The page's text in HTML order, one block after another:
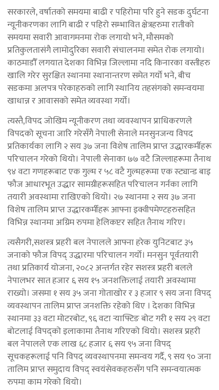
सरकारले, वर्षातको समयमा बाढी र पहिरोमा परि हुने सडक दुर्घटना
न्यूनीकरणका लागि बाढी र पहिरो सम्भावित क्षेत्रहरुमा रातीको
समयमा सवारी आवागमनमा रोक लगायो भने, मौसमको
प्रतिकुलतासंगै लामोदुरिका सवारी संचालनमा समेत रोक लगायो।
काठमाडौँ लगयात देशका विभिन्न जिल्लामा नदि किनारका वस्तीहरु
खालि गरेर सुरक्षित स्थानमा स्थानान्तरण समेत गर्यो भने, बीच
सडकमा अलपत्र परेकाहरुको लागि स्थानिय तहसंगको समन्वयमा
खाधान्न र आवासको समेत व्यवस्था गर्यो।
त्यस्तै,विपद जोखिम न्यूनीकरण तथा व्यवस्थापन प्राधिकरणले
विपदको सूचना जारि गरेसँगै नेपाली सेनाले मनसुनजन्य विपद
प्रतिकार्यका लागि २ सय ३७ जना विशेष तालिम प्राप्त उद्धारकर्मीहरू
परिचालन गरेको थियो। नेपाली सेनाका ७७ वटै जिल्लाहरूमा तैनाथ
९४ वटा गणहरूबाट एक गुल्म र ५८ वटै गुल्महरूमा एक स्ट्यान्ड बाइ
फौज आधारभूत उद्धार सामग्रीहरूसहित परिचालन गर्नका लागि
तयारी अवस्थामा राखिएको थियो। २७ स्थानमा २ सय ३७ जना
विशेष तालिम प्राप्त उद्धारकर्मीहरू आफ्ना इक्वीपमेण्टहरुसहित
विभिन्न स्थानमा अग्रिम रुपमा हेलिकप्टर सहित तैनाथ गरिए।
त्यसैगरी,सशस्त्र प्रहरी बल नेपालले आफ्ना हरेक युनिटबाट ३५
जनाको फौज विपद् उद्धारमा परिचालन गर्यो। मनसुन पूर्वतयारी
तथा प्रतिकार्य योजना, २०८२ अन्तर्गत रहेर सशस्त्र प्रहरी बलले
नेपालभर सात हजार ६ सय १५ जनशक्तिलाई तयारी अवस्थामा
राख्यो। जसमा १ सय ३५ जना गोताखोर र ३ हजार ९ सय जना विपद्
व्यवस्थापन तालिम प्राप्त जनशक्ति रहेको थिए । देशका विभिन्न
स्थानमा ३३ वटा मोटरबोट, ९६ वटा र्‍याफ्टिङ बोट गरी १ सय २९ वटा
बोटलाई विपद्को इलाकामा तैनाथ गरिएको थियो। सशस्त्र प्रहरी
बल नेपालले एक लाख ६८ हजार ६ सय ९५ जना विपद्
सूचकहरूलाई पनि विपद् व्यवस्थापनमा समन्वय गर्दै, ९ सय ९० जना
तालिम प्राप्त समुदाय विपद् स्वयंसेवकहरुसँग पनि समन्वयात्मक
रुपमा काम गरेको थियो।